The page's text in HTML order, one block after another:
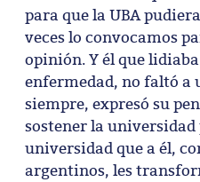
para que la UBA
veces lo convocamos
opinión. Y él que
enfermedad, no faltó a
siempre, expresó su
sostener la universidad
universidad que a él,
argentinos, les